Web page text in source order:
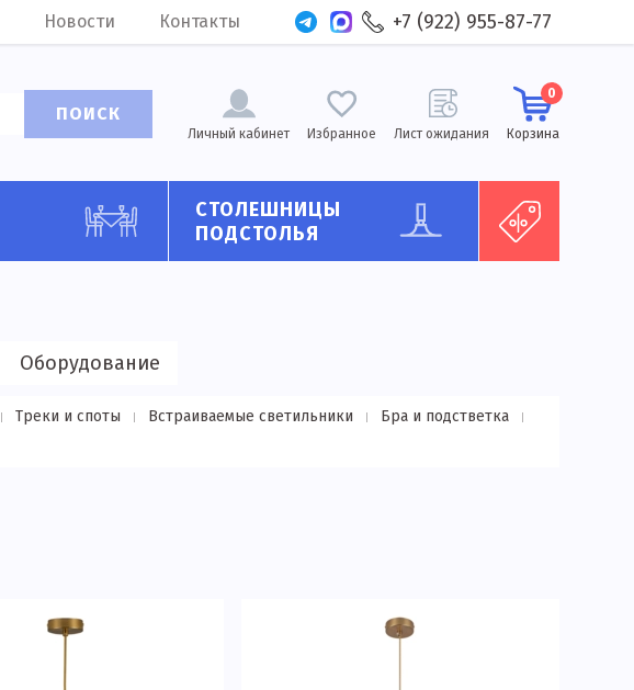
Новости Контакты +7 (922) 955-87-77
ПОИСК
Личный кабинет Избранное Лист ожидания Корзина
0
СТОЛЕШНИЦЫ
ПОДСТОЛЬЯ
Оборудование
Треки и споты Встраиваемые светильники
Бра и подстветка